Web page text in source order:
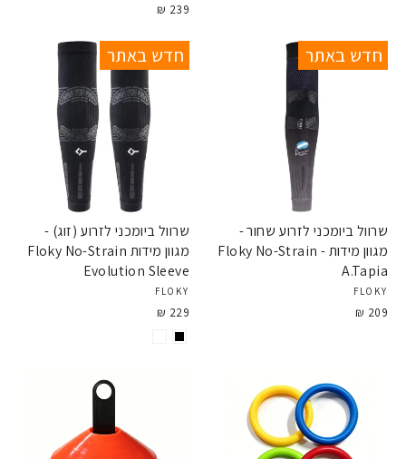
239 ₪
חדש באתר
שרוול ביומכני לזרוע שחור -
מגוון מידות - Floky No-Strain
A.Tapia
FLOKY
209 ₪
חדש באתר
שרוול ביומכני לזרוע (זוג) -
מגוון מידות Floky No-Strain
Evolution Sleeve
FLOKY
229 ₪